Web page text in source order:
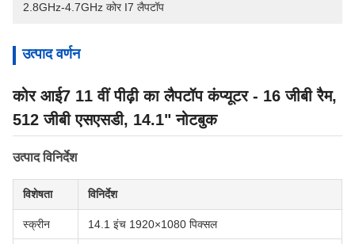
2.8GHz-4.7GHz कोर I7 लैपटॉप
उत्पाद वर्णन
कोर आई7 11 वीं पीढ़ी का लैपटॉप कंप्यूटर - 16 जीबी रैम,
512 जीबी एसएसडी, 14.1" नोटबुक
उत्पाद विनिर्देश
विशेषता विनिर्देश
स्क्रीन 14.1 इंच 1920×1080 पिक्सल